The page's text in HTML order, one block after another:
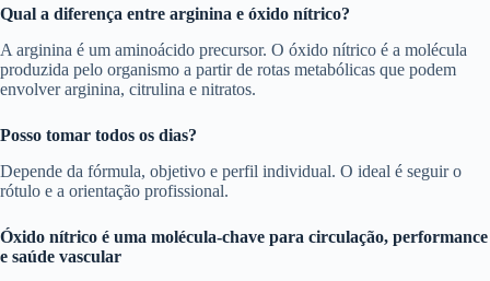
Qual a diferença entre arginina e óxido nítrico?
A arginina é um aminoácido precursor. O óxido nítrico é a molécula
produzida pelo organismo a partir de rotas metabólicas que podem
envolver arginina, citrulina e nitratos.
Posso tomar todos os dias?
Depende da fórmula, objetivo e perfil individual. O ideal é seguir o
rótulo e a orientação profissional.
Óxido nítrico é uma molécula-chave para circulação, performance
e saúde vascular